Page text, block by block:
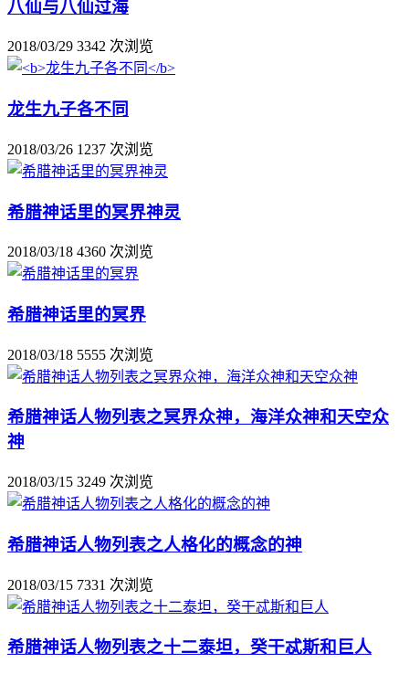
八仙与八仙过海
2018/03/29 3342 次浏览
龙生九子各不同
2018/03/26 1237 次浏览
希腊神话里的冥界神灵
2018/03/18 4360 次浏览
希腊神话里的冥界
2018/03/18 5555 次浏览
希腊神话人物列表之冥界众神，海洋众神和天空众
神
2018/03/15 3249 次浏览
希腊神话人物列表之人格化的概念的神
2018/03/15 7331 次浏览
希腊神话人物列表之十二泰坦，癸干忒斯和巨人